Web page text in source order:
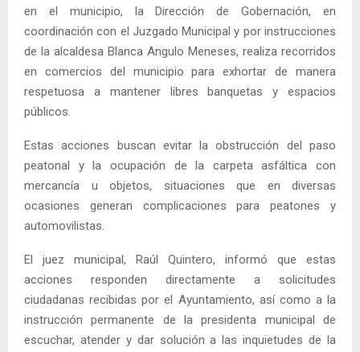
en el municipio, la Dirección de Gobernación, en
coordinación con el Juzgado Municipal y por instrucciones
de la alcaldesa Blanca Angulo Meneses, realiza recorridos
en comercios del municipio para exhortar de manera
respetuosa a mantener libres banquetas y espacios
públicos.
Estas acciones buscan evitar la obstrucción del paso
peatonal y la ocupación de la carpeta asfáltica con
mercancía u objetos, situaciones que en diversas
ocasiones generan complicaciones para peatones y
automovilistas.
El juez municipal, Raúl Quintero, informó que estas
acciones responden directamente a solicitudes
ciudadanas recibidas por el Ayuntamiento, así como a la
instrucción permanente de la presidenta municipal de
escuchar, atender y dar solución a las inquietudes de la